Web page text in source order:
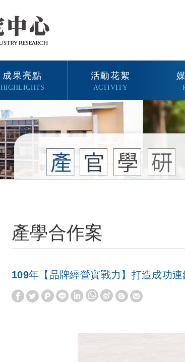
成果亮點
HIGHLIGHTS
活動花絮
ACTIVITY
產學合作案
109年【品牌經營實戰力】打造成功